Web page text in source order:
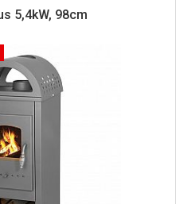
5,4kW, 98cm